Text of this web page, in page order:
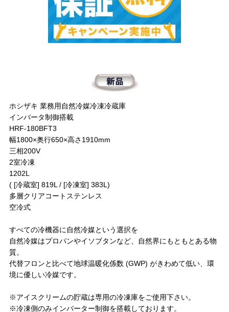
ホシザキ 業務用自然冷媒冷凍冷蔵庫
インバータ制御搭載
HRF-180BFT3
幅1800×奥行650×高さ1910mm
三相200V
2室冷凍
1202L
( [冷蔵室] 819L / [冷凍室] 383L)
多層クリアコートステンレス
空冷式
すべての冷機器に自然冷媒という選択を
自然冷媒はプロパンやイソブタンなど、自然界にもともとある物
質。
代替フロンと比べて地球温暖化係数 (GWP) がきわめて低い、環
境に優しい冷媒です。
※アイスクリームの貯蔵は専用の冷凍庫をご使用下さい。
※冷凍側のみインバーター制御を搭載しております。